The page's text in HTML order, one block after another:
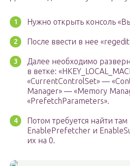
Нужно открыть консоль
После ввести в нее
Далее необходимо
в ветке:
«CurrentControlSet» —
Manager» — «Memory
«PrefetchParameters».
Потом требуется найти там
EnablePrefetcher и
их на 0.